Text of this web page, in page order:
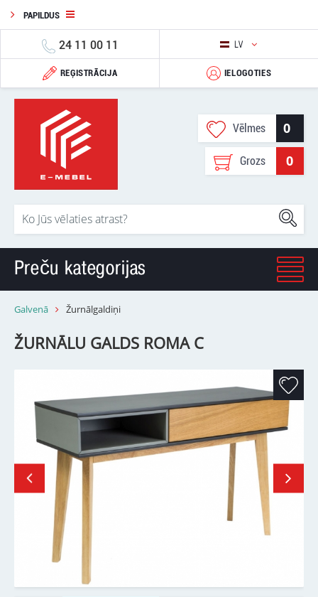
PAPILDUS
24 11 00 11 LV
REĢISTRĀCIJA IELOGOTIES
Vēlmes 0
Grozs 0
Preču kategorijas
Galvenā Žurnālgaldiņi
ŽURNĀLU GALDS ROMA C